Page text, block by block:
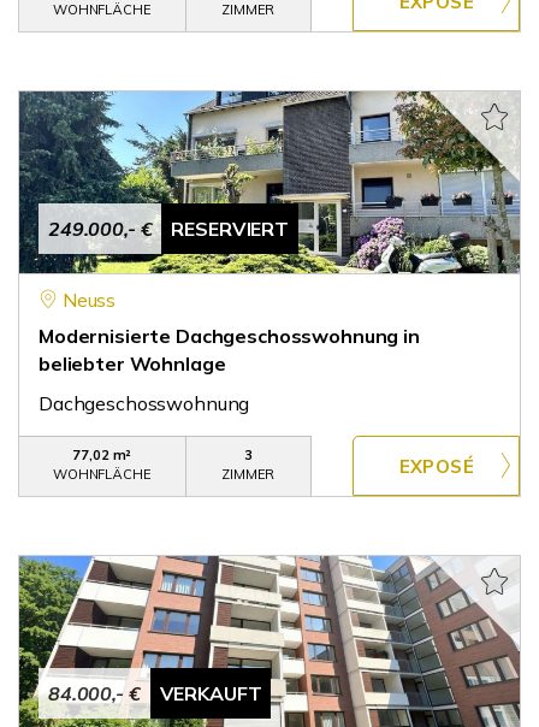
WOHNFLÄCHE
ZIMMER
249.000,- € RESERVIERT
Neuss
Modernisierte Dachgeschosswohnung in
beliebter Wohnlage
Dachgeschosswohnung
77,02 m²
WOHNFLÄCHE
3
ZIMMER
84.000,- € VERKAUFT